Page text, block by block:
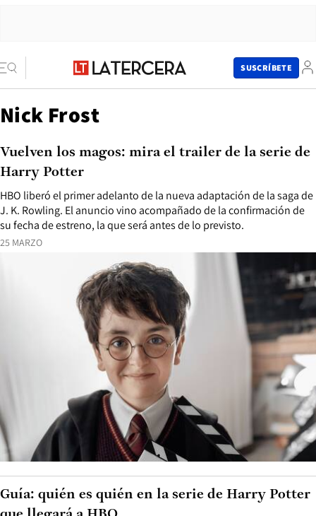
SUSCRÍBETE
Nick Frost
25 MARZO
HBO liberó el primer adelanto de la nueva adaptación de la saga de
J. K. Rowling. El anuncio vino acompañado de la confirmación de
su fecha de estreno, la que será antes de lo previsto.
Vuelven los magos: mira el trailer de la serie de
Harry Potter
Guía: quién es quién en la serie de Harry Potter